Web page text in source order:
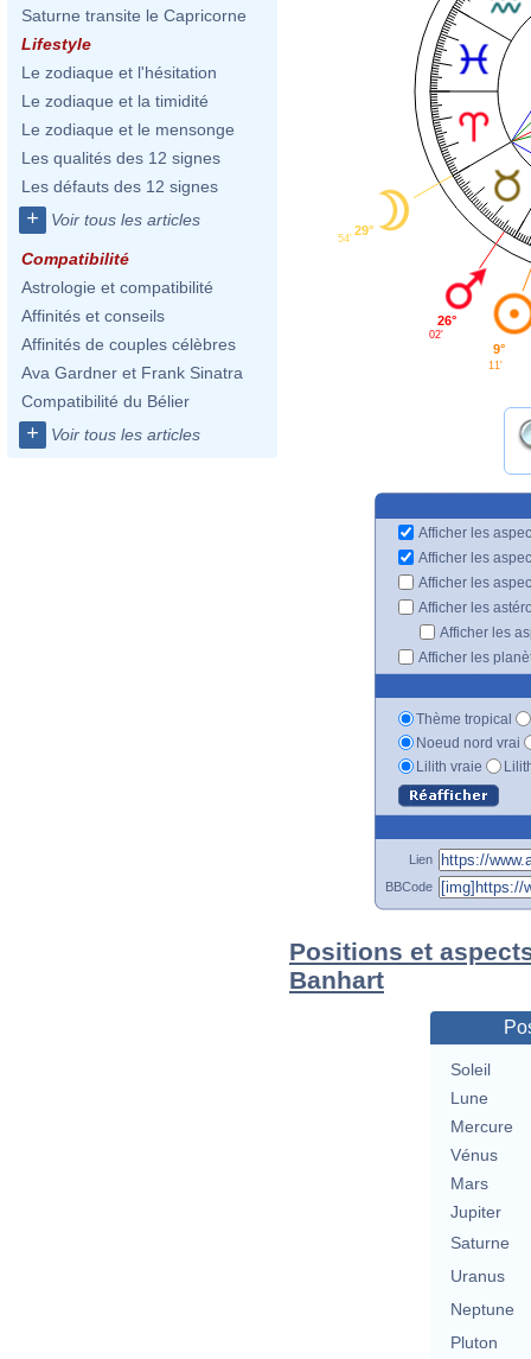
Saturne transite le Capricorne
Lifestyle
Le zodiaque et l'hésitation
Le zodiaque et la timidité
Le zodiaque et le mensonge
Les qualités des 12 signes
Les défauts des 12 signes
+ Voir tous les articles
Compatibilité
Astrologie et compatibilité
Affinités et conseils
Affinités de couples célèbres
Ava Gardner et Frank Sinatra
Compatibilité du Bélier
+ Voir tous les articles
29°
54'
26°
02'
9°
11'
Afficher les
Afficher les
Afficher les
Afficher les
Afficher les
Afficher les
Thème tropical
Noeud nord vrai
Lilith vraie
Lien
BBCode
Positions et
Banhart
Soleil
Lune
Mercure
Vénus
Mars
Jupiter
Saturne
Uranus
Neptune
Pluton